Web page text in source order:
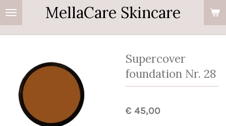
Ga
direct
hoofdinhoud
MellaCare Skincare
Supercover
foundation Nr. 28
€ 45,00